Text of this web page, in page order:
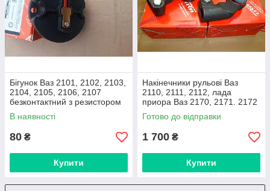
Бігунок Ваз 2101, 2102, 2103,
2104, 2105, 2106, 2107
безконтактний з резистором
(виробник Дорожня карта)
В наявності
80 ₴
Купити
Накінечники рульові Ваз
2110, 2111, 2112, лада
приора Ваз 2170, 2171. 2172
(комплект 2 штуки) виробник
TRW, Малайзія
Готово до відправки
1 700 ₴
Купити